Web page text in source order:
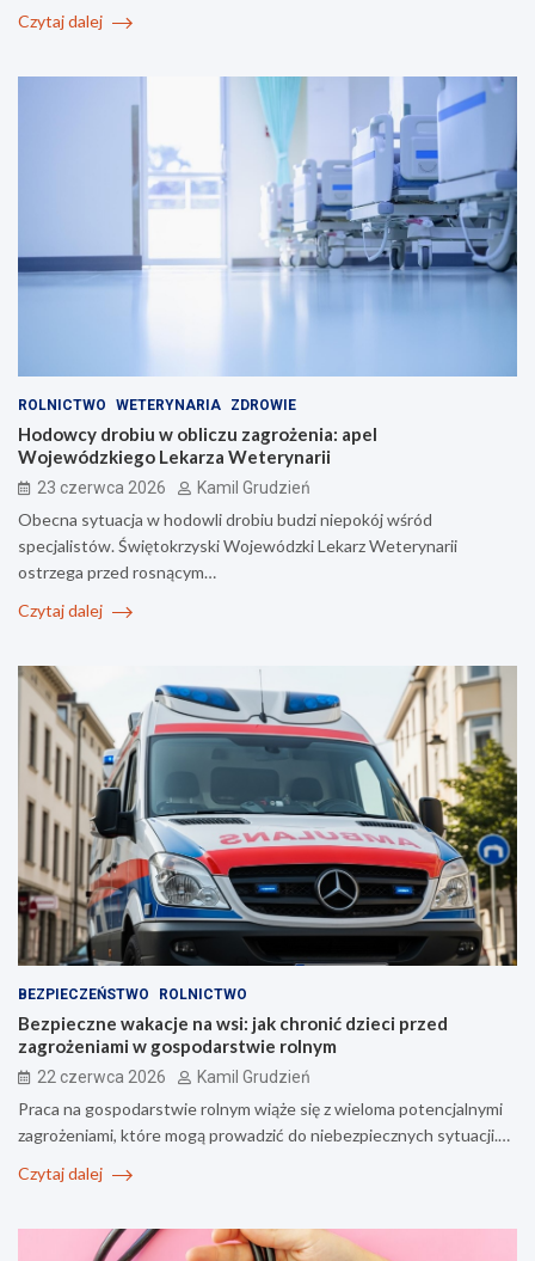
Czytaj dalej
ROLNICTWO WETERYNARIA ZDROWIE
Hodowcy drobiu w obliczu zagrożenia: apel
Wojewódzkiego Lekarza Weterynarii
23 czerwca 2026 Kamil Grudzień
Obecna sytuacja w hodowli drobiu budzi niepokój wśród
specjalistów. Świętokrzyski Wojewódzki Lekarz Weterynarii
ostrzega przed rosnącym…
Czytaj dalej
BEZPIECZEŃSTWO ROLNICTWO
Bezpieczne wakacje na wsi: jak chronić dzieci przed
zagrożeniami w gospodarstwie rolnym
22 czerwca 2026 Kamil Grudzień
Praca na gospodarstwie rolnym wiąże się z wieloma potencjalnymi
zagrożeniami, które mogą prowadzić do niebezpiecznych sytuacji.…
Czytaj dalej